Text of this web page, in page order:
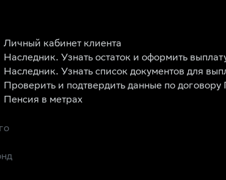
Личный кабинет клиента
Наследник. Узнать остаток и оформить
Наследник. Узнать список документов для
Проверить и подтвердить данные по
Пенсия в метрах